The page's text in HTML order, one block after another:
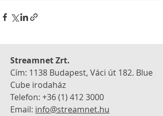
Streamnet Zrt.
Cím: 1138 Budapest, Váci út 182. Blue
Cube irodaház
Telefon: +36 (1) 412 3000
Email: info@streamnet.hu